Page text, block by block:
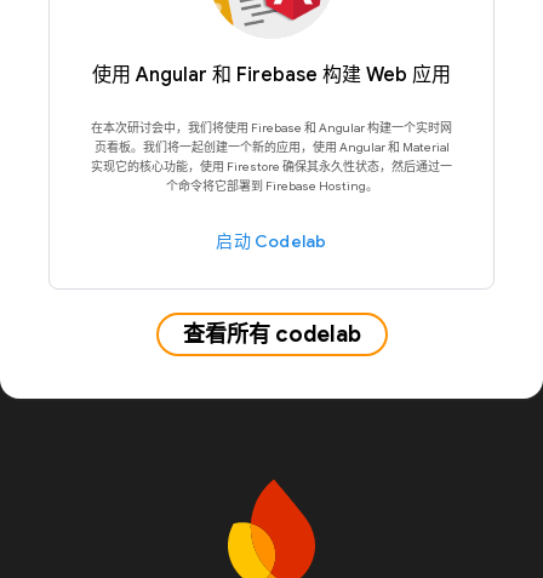
使用 Angular 和 Firebase 构建 Web 应用
在本次研讨会中，我们将使用 Firebase 和 Angular 构建一个实时网
页看板。我们将一起创建一个新的应用，使用 Angular 和 Material
实现它的核心功能，使用 Firestore 确保其永久性状态，然后通过一
个命令将它部署到 Firebase Hosting。
启动 Codelab
查看所有 codelab